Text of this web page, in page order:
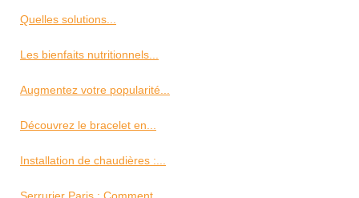
Quelles solutions...
Les bienfaits nutritionnels...
Augmentez votre popularité...
Découvrez le bracelet en...
Installation de chaudières :...
Serrurier Paris : Comment...